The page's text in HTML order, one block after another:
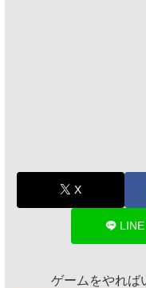
X
LINE
ゲームをやれば